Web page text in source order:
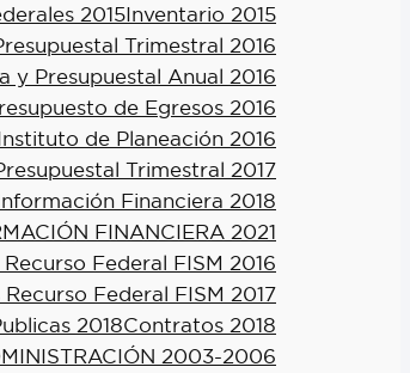
2015Inventario 2015
Trimestral 2016
y Presupuestal Anual 2016
de Egresos 2016
de Planeación 2016
Trimestral 2017
Financiera 2018
FINANCIERA 2021
Federal FISM 2016
Federal FISM 2017
2018Contratos 2018
2003-2006